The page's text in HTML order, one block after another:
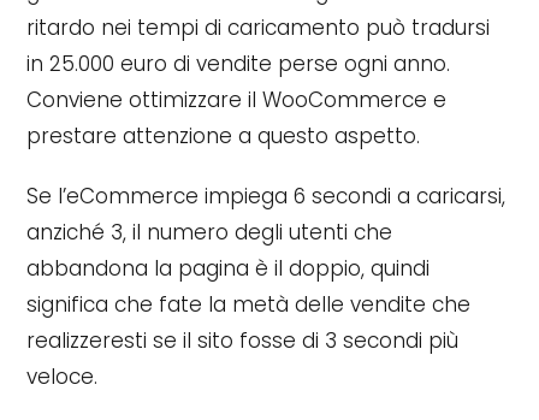
ritardo nei tempi di caricamento può tradursi
in 25.000 euro di vendite perse ogni anno.
Conviene ottimizzare il WooCommerce e
prestare attenzione a questo aspetto.
Se l’eCommerce impiega 6 secondi a caricarsi,
anziché 3, il numero degli utenti che
abbandona la pagina è il doppio, quindi
significa che fate la metà delle vendite che
realizzeresti se il sito fosse di 3 secondi più
veloce.